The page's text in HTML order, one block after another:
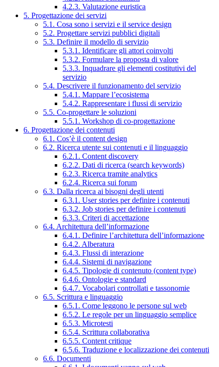
4.2.3. Valutazione euristica
5. Progettazione dei servizi
5.1. Cosa sono i servizi e il service design
5.2. Progettare servizi pubblici digitali
5.3. Definire il modello di servizio
5.3.1. Identificare gli attori coinvolti
5.3.2. Formulare la proposta di valore
5.3.3. Inquadrare gli elementi costitutivi del
servizio
5.4. Descrivere il funzionamento del servizio
5.4.1. Mappare l’ecosistema
5.4.2. Rappresentare i flussi di servizio
5.5. Co-progettare le soluzioni
5.5.1. Workshop di co-progettazione
6. Progettazione dei contenuti
6.1. Cos’è il content design
6.2. Ricerca utente sui contenuti e il linguaggio
6.2.1. Content discovery
6.2.2. Dati di ricerca (search keywords)
6.2.3. Ricerca tramite analytics
6.2.4. Ricerca sui forum
6.3. Dalla ricerca ai bisogni degli utenti
6.3.1. User stories per definire i contenuti
6.3.2. Job stories per definire i contenuti
6.3.3. Criteri di accettazione
6.4. Architettura dell’informazione
6.4.1. Definire l’architettura dell’informazione
6.4.2. Alberatura
6.4.3. Flussi di interazione
6.4.4. Sistemi di navigazione
6.4.5. Tipologie di contenuto (content type)
6.4.6. Ontologie e standard
6.4.7. Vocabolari controllati e tassonomie
6.5. Scrittura e linguaggio
6.5.1. Come leggono le persone sul web
6.5.2. Le regole per un linguaggio semplice
6.5.3. Microtesti
6.5.4. Scrittura collaborativa
6.5.5. Content critique
6.5.6. Traduzione e localizzazione dei contenuti
6.6. Documenti